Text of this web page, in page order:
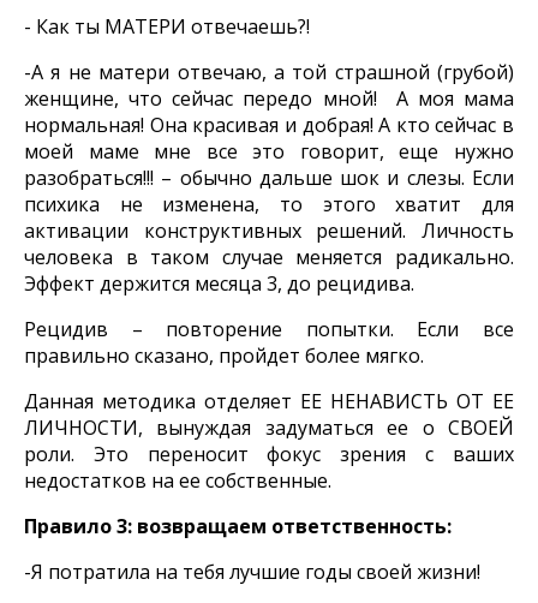
- Как ты МАТЕРИ отвечаешь?!
-А я не матери отвечаю, а той страшной (грубой)
женщине, что сейчас передо мной! А моя мама
нормальная! Она красивая и добрая! А кто сейчас в
моей маме мне все это говорит, еще нужно
разобраться!!! – обычно дальше шок и слезы. Если
психика не изменена, то этого хватит для
активации конструктивных решений. Личность
человека в таком случае меняется радикально.
Эффект держится месяца 3, до рецидива.
Рецидив – повторение попытки. Если все
правильно сказано, пройдет более мягко.
Данная методика отделяет ЕЕ НЕНАВИСТЬ ОТ ЕЕ
ЛИЧНОСТИ, вынуждая задуматься ее о СВОЕЙ
роли. Это переносит фокус зрения с ваших
недостатков на ее собственные.
Правило 3: возвращаем ответственность:
-Я потратила на тебя лучшие годы своей жизни!